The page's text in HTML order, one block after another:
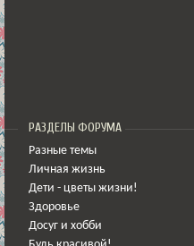
РАЗДЕЛЫ ФОРУМА
Разные темы
Личная жизнь
Дети - цветы жизни!
Здоровье
Досуг и хобби